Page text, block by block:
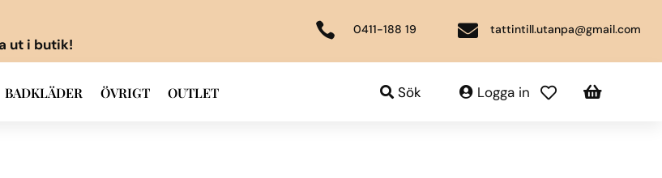
ut i butik!
 0411-188 19  tattintill.utanpa@gmail.com
BADKLÄDER ÖVRIGT OUTLET  
Logga in
Sök